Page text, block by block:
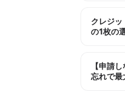
クレジ
の1枚の
【申請
忘れで最